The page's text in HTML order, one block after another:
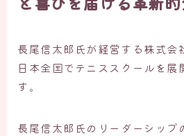
長尾信太郎氏が経営する株式会
日本全国でテニススクールを展
す。
長尾信太郎氏のリーダーシップ